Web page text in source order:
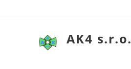
AK4 s.r.o.